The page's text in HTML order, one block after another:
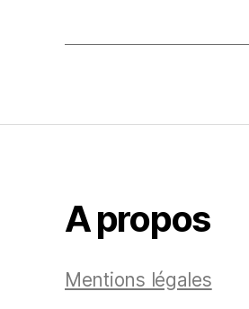
A propos
Mentions légales